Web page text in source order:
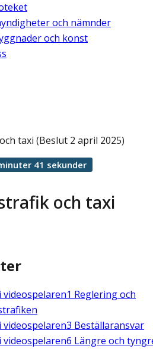
och nämnder
och konst
taxi (Beslut 2 april 2025)
och taxi
41 sekunder
i videospelaren1 Reglering och
i videospelaren3 Beställaransvar
i videospelaren6 Längre och